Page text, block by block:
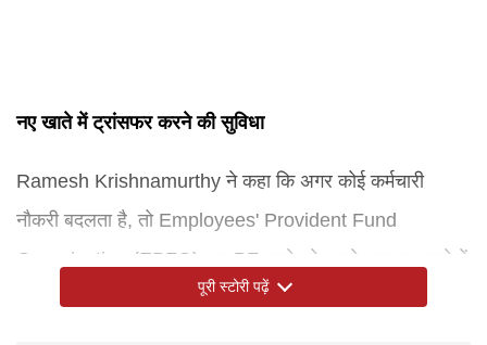
नए खाते में ट्रांसफर करने की सुविधा
Ramesh Krishnamurthy ने कहा कि अगर कोई कर्मचारी
नौकरी बदलता है, तो Employees' Provident Fund
Organisation (EPFO) अब PF खाते को अपने आप नए खाते में
ट्रांसफर करने की सुविधा शुरू कर रहा है। उन्होंने बताया कि इसके
पूरी स्टोरी पढ़ें